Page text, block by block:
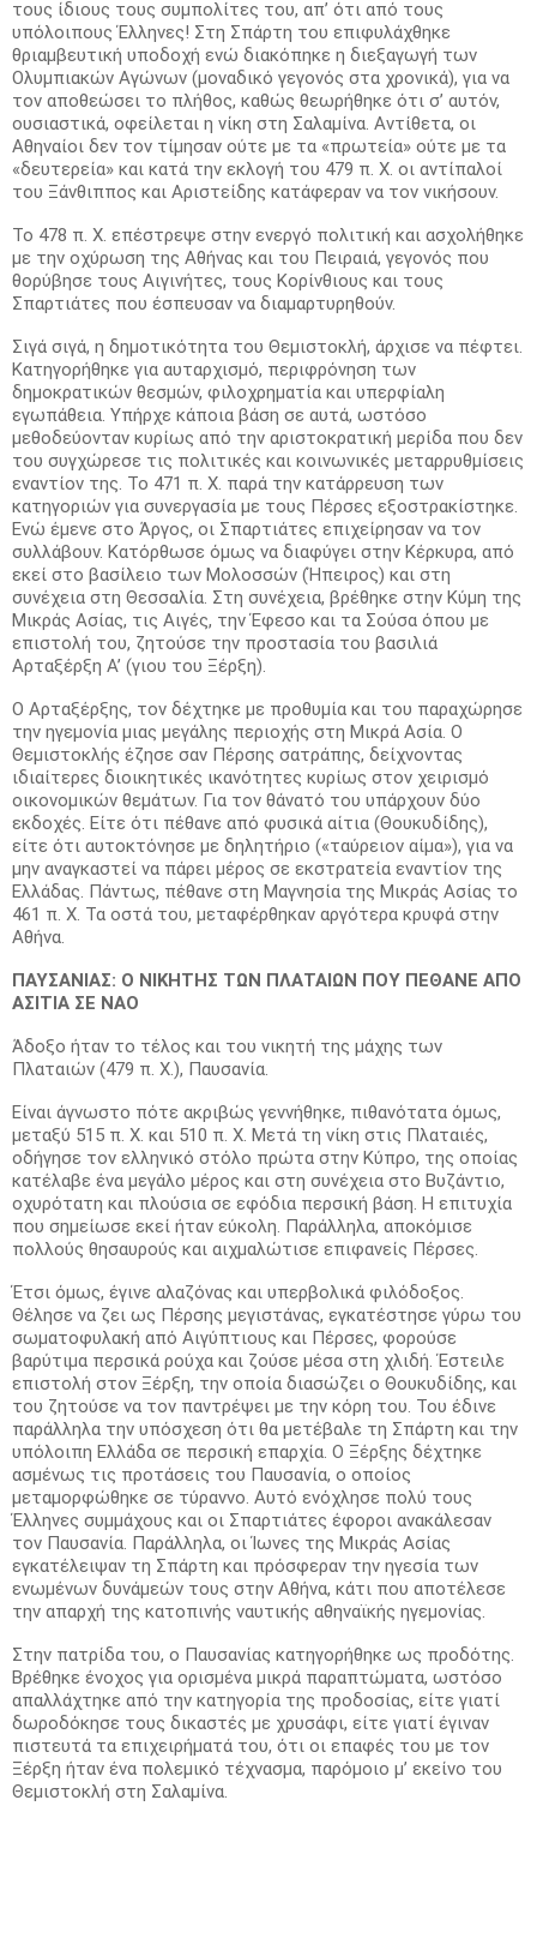
τους ίδιους τους συμπολίτες του, απ’ ότι από τους
υπόλοιπους Έλληνες! Στη Σπάρτη του επιφυλάχθηκε
θριαμβευτική υποδοχή ενώ διακόπηκε η διεξαγωγή των
Ολυμπιακών Αγώνων (μοναδικό γεγονός στα χρονικά), για να
τον αποθεώσει το πλήθος, καθώς θεωρήθηκε ότι σ’ αυτόν,
ουσιαστικά, οφείλεται η νίκη στη Σαλαμίνα. Αντίθετα, οι
Αθηναίοι δεν τον τίμησαν ούτε με τα «πρωτεία» ούτε με τα
«δευτερεία» και κατά την εκλογή του 479 π. Χ. οι αντίπαλοί
του Ξάνθιππος και Αριστείδης κατάφεραν να τον νικήσουν.
Το 478 π. Χ. επέστρεψε στην ενεργό πολιτική και ασχολήθηκε
με την οχύρωση της Αθήνας και του Πειραιά, γεγονός που
θορύβησε τους Αιγινήτες, τους Κορίνθιους και τους
Σπαρτιάτες που έσπευσαν να διαμαρτυρηθούν.
Σιγά σιγά, η δημοτικότητα του Θεμιστοκλή, άρχισε να πέφτει.
Κατηγορήθηκε για αυταρχισμό, περιφρόνηση των
δημοκρατικών θεσμών, φιλοχρηματία και υπερφίαλη
εγωπάθεια. Υπήρχε κάποια βάση σε αυτά, ωστόσο
μεθοδεύονταν κυρίως από την αριστοκρατική μερίδα που δεν
του συγχώρεσε τις πολιτικές και κοινωνικές μεταρρυθμίσεις
εναντίον της. Το 471 π. Χ. παρά την κατάρρευση των
κατηγοριών για συνεργασία με τους Πέρσες εξοστρακίστηκε.
Ενώ έμενε στο Άργος, οι Σπαρτιάτες επιχείρησαν να τον
συλλάβουν. Κατόρθωσε όμως να διαφύγει στην Κέρκυρα, από
εκεί στο βασίλειο των Μολοσσών (Ήπειρος) και στη
συνέχεια στη Θεσσαλία. Στη συνέχεια, βρέθηκε στην Κύμη της
Μικράς Ασίας, τις Αιγές, την Έφεσο και τα Σούσα όπου με
επιστολή του, ζητούσε την προστασία του βασιλιά
Αρταξέρξη Α’ (γιου του Ξέρξη).
Ο Αρταξέρξης, τον δέχτηκε με προθυμία και του παραχώρησε
την ηγεμονία μιας μεγάλης περιοχής στη Μικρά Ασία. Ο
Θεμιστοκλής έζησε σαν Πέρσης σατράπης, δείχνοντας
ιδιαίτερες διοικητικές ικανότητες κυρίως στον χειρισμό
οικονομικών θεμάτων. Για τον θάνατό του υπάρχουν δύο
εκδοχές. Είτε ότι πέθανε από φυσικά αίτια (Θουκυδίδης),
είτε ότι αυτοκτόνησε με δηλητήριο («ταύρειον αίμα»), για να
μην αναγκαστεί να πάρει μέρος σε εκστρατεία εναντίον της
Ελλάδας. Πάντως, πέθανε στη Μαγνησία της Μικράς Ασίας το
461 π. Χ. Τα οστά του, μεταφέρθηκαν αργότερα κρυφά στην
Αθήνα.
ΠΑΥΣΑΝΙΑΣ: Ο ΝΙΚΗΤΗΣ ΤΩΝ ΠΛΑΤΑΙΩΝ ΠΟΥ ΠΕΘΑΝΕ ΑΠΟ
ΑΣΙΤΙΑ ΣΕ ΝΑΟ
Άδοξο ήταν το τέλος και του νικητή της μάχης των
Πλαταιών (479 π. Χ.), Παυσανία.
Είναι άγνωστο πότε ακριβώς γεννήθηκε, πιθανότατα όμως,
μεταξύ 515 π. Χ. και 510 π. Χ. Μετά τη νίκη στις Πλαταιές,
οδήγησε τον ελληνικό στόλο πρώτα στην Κύπρο, της οποίας
κατέλαβε ένα μεγάλο μέρος και στη συνέχεια στο Βυζάντιο,
οχυρότατη και πλούσια σε εφόδια περσική βάση. Η επιτυχία
που σημείωσε εκεί ήταν εύκολη. Παράλληλα, αποκόμισε
πολλούς θησαυρούς και αιχμαλώτισε επιφανείς Πέρσες.
Έτσι όμως, έγινε αλαζόνας και υπερβολικά φιλόδοξος.
Θέλησε να ζει ως Πέρσης μεγιστάνας, εγκατέστησε γύρω του
σωματοφυλακή από Αιγύπτιους και Πέρσες, φορούσε
βαρύτιμα περσικά ρούχα και ζούσε μέσα στη χλιδή. Έστειλε
επιστολή στον Ξέρξη, την οποία διασώζει ο Θουκυδίδης, και
του ζητούσε να τον παντρέψει με την κόρη του. Του έδινε
παράλληλα την υπόσχεση ότι θα μετέβαλε τη Σπάρτη και την
υπόλοιπη Ελλάδα σε περσική επαρχία. Ο Ξέρξης δέχτηκε
ασμένως τις προτάσεις του Παυσανία, ο οποίος
μεταμορφώθηκε σε τύραννο. Αυτό ενόχλησε πολύ τους
Έλληνες συμμάχους και οι Σπαρτιάτες έφοροι ανακάλεσαν
τον Παυσανία. Παράλληλα, οι Ίωνες της Μικράς Ασίας
εγκατέλειψαν τη Σπάρτη και πρόσφεραν την ηγεσία των
ενωμένων δυνάμεών τους στην Αθήνα, κάτι που αποτέλεσε
την απαρχή της κατοπινής ναυτικής αθηναϊκής ηγεμονίας.
Στην πατρίδα του, ο Παυσανίας κατηγορήθηκε ως προδότης.
Βρέθηκε ένοχος για ορισμένα μικρά παραπτώματα, ωστόσο
απαλλάχτηκε από την κατηγορία της προδοσίας, είτε γιατί
δωροδόκησε τους δικαστές με χρυσάφι, είτε γιατί έγιναν
πιστευτά τα επιχειρήματά του, ότι οι επαφές του με τον
Ξέρξη ήταν ένα πολεμικό τέχνασμα, παρόμοιο μ’ εκείνο του
Θεμιστοκλή στη Σαλαμίνα.